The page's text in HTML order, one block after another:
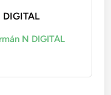
DIGITAL
N DIGITAL